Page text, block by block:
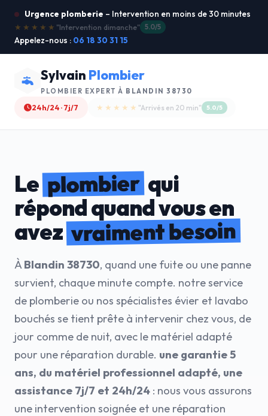
Urgence plomberie – Intervention en moins de 30 minutes
★★★★★ "Je recommande !" 4.9/5
Appelez-nous : 06 18 30 31 15
Sylvain Plombier
PLOMBIER EXPERT À BLANDIN 38730
24h/24 · 7j/7 ★★★★☆ "Devis gratuit" 4.8/5
Leplombierqui
répond quand vous en
avezvraiment besoin
ÀBlandin 38730, quand une fuite ou une panne
survient, chaque minute compte. notre service
de plomberie ou nos spécialistes évier et lavabo
bouchés se tient prête à intervenir chez vous, de
jour comme de nuit, avec le matériel adapté
pour une réparation durable. une garantie 5
ans, du matériel professionnel adapté, une
assistance 7j/7 et 24h/24 : nous vous assurons
une intervention soignée et une réparation